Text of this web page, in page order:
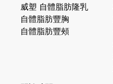
威塑 自體脂肪隆乳
自體脂肪豐胸
自體脂肪豐頰